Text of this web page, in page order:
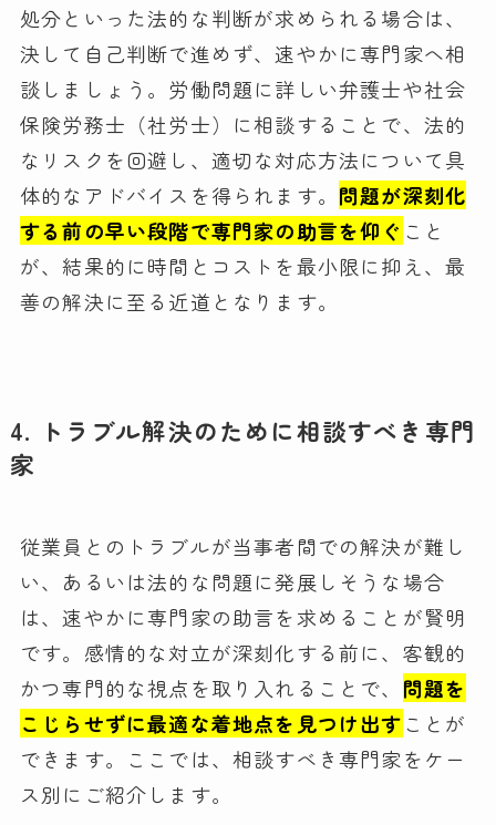
処分といった法的な判断が求められる場合は、
決して自己判断で進めず、速やかに専門家へ相
談しましょう。労働問題に詳しい弁護士や社会
保険労務士（社労士）に相談することで、法的
なリスクを回避し、適切な対応方法について具
体的なアドバイスを得られます。 問題が深刻化
する前の早い段階で専門家の助言を仰ぐ こと
が、結果的に時間とコストを最小限に抑え、最
善の解決に至る近道となります。
4. トラブル解決のために相談すべき専門
家
従業員とのトラブルが当事者間での解決が難し
い、あるいは法的な問題に発展しそうな場合
は、速やかに専門家の助言を求めることが賢明
です。感情的な対立が深刻化する前に、客観的
かつ専門的な視点を取り入れることで、 問題を
こじらせずに最適な着地点を見つけ出すことが
できます。ここでは、相談すべき専門家をケー
ス別にご紹介します。